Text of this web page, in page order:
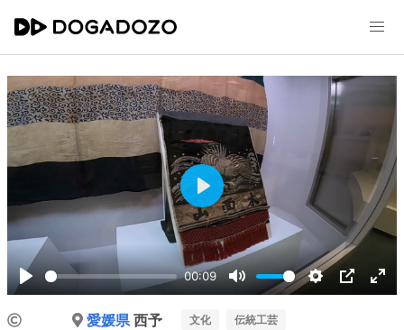
Play
00:09
Mute Settings
PIP
Play
愛媛県西予
文化 伝統工芸